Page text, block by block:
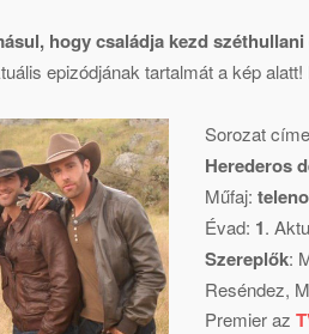
hogy családja kezd
epizódjának tartalmát a kép alatt!
Sorozat
Herederos
Műfaj:
Évad: 1.
Szereplők:
Reséndez,
Premier az